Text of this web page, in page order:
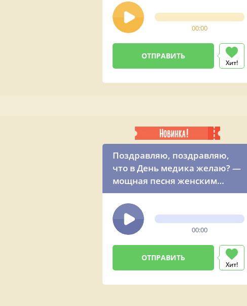
00:00
Хит!
Поздравляю, поздравляю,
что в День медика желаю? —
мощная песня женским
голосом
00:00
Хит!